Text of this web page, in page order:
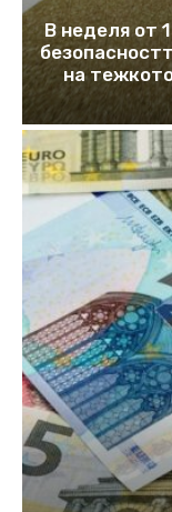
В неделя от
на